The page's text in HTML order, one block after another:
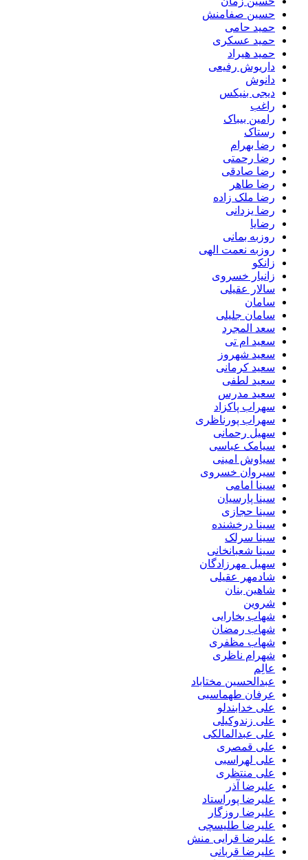
حسین صفامنش
حمید حامی
حمید عسکری
حمید هیراد
داریوش رفیعی
دانوش
دیجی بنیکس
راغب
رامین بیباک
رستاک
رضا بهرام
رضا رحمتی
رضا صادقی
رضا طاهر
رضا ملک زاده
رضا یزدانی
رضایا
روزبه بمانى
روزبه نعمت الهی
زانکو
زانیار خسروی
سالار عقیلی
سامان
سامان جلیلی
سعد المجرد
سعید ام تی
سعید شهروز
سعید کرمانی
سعید لطفی
سعید مدرس
سهراب پاکزاد
سهراب پورناظری
سهیل رحمانی
سیامک عباسی
سیاوش امینی
سیروان خسروی
سینا امامی
سینا پارسیان
سینا حجازی
سینا درخشنده
سینا سرلک
سینا شعبانخانی
سهیل مهرزادگان
شادمهر عقیلی
شاهین بنان
شروین
شهاب بخارایی
شهاب رمضان
شهاب مظفری
شهرام ناظری
عالِم
عبدالحسین مختاباد
عرفان طهماسبی
علی خدابندلو
علی زندوکیلی
علی عبدالمالکی
علی قمصری
علی لهراسبی
علی منتظری
علیرضا آذر
علیرضا پوراستاد
علیرضا روزگار
علیرضا طلیسچی
علیرضا قرایی منش
علیرضا قربانی